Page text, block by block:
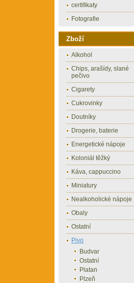
certifikaty
Fotografie
Zboží
Alkohol
Chips, arašídy, slané
pečivo
Cigarety
Cukrovinky
Doutníky
Drogerie, baterie
Energetické nápoje
Koloniál těžký
Káva, cappuccino
Miniatury
Nealkoholické nápoje
Obaly
Ostatní
Pivo
Budvar
Ostatní
Platan
Plzeň